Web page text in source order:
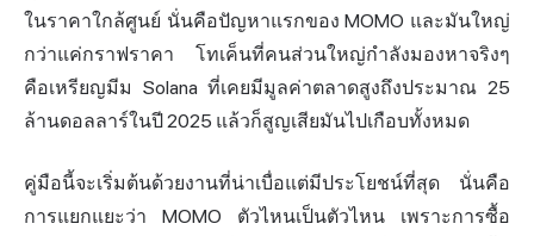
ในราคาใกล้ศูนย์ นั่นคือปัญหาแรกของ MOMO และมันใหญ่
กว่าแค่กราฟราคา โทเค็นที่คนส่วนใหญ่กำลังมองหาจริงๆ
คือเหรียญมีม Solana ที่เคยมีมูลค่าตลาดสูงถึงประมาณ 25
ล้านดอลลาร์ในปี2025 แล้วก็สูญเสียมันไปเกือบทั้งหมด
คู่มือนี้จะเริ่มต้นด้วยงานที่น่าเบื่อแต่มีประโยชน์ที่สุด นั่นคือ
การแยกแยะว่า MOMO ตัวไหนเป็นตัวไหน เพราะการซื้อ